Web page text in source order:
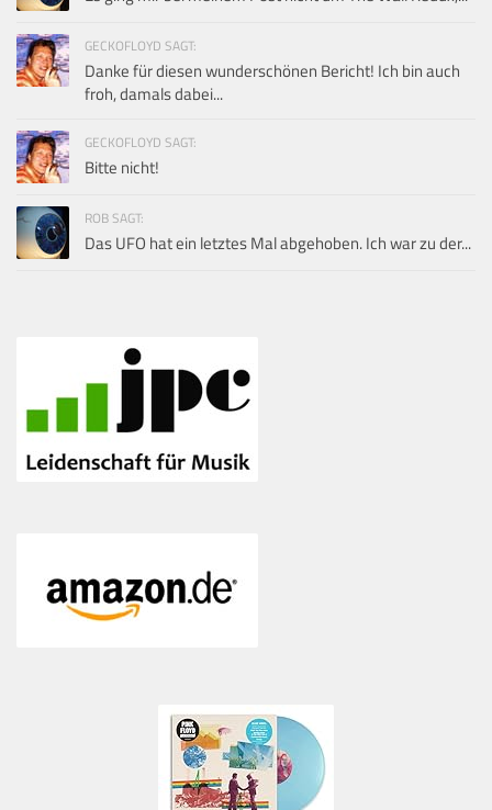
GECKOFLOYD SAGT:
Danke für diesen wunderschönen Bericht! Ich bin auch
froh, damals dabei...
GECKOFLOYD SAGT:
Bitte nicht!
ROB SAGT:
Das UFO hat ein letztes Mal abgehoben. Ich war zu der...